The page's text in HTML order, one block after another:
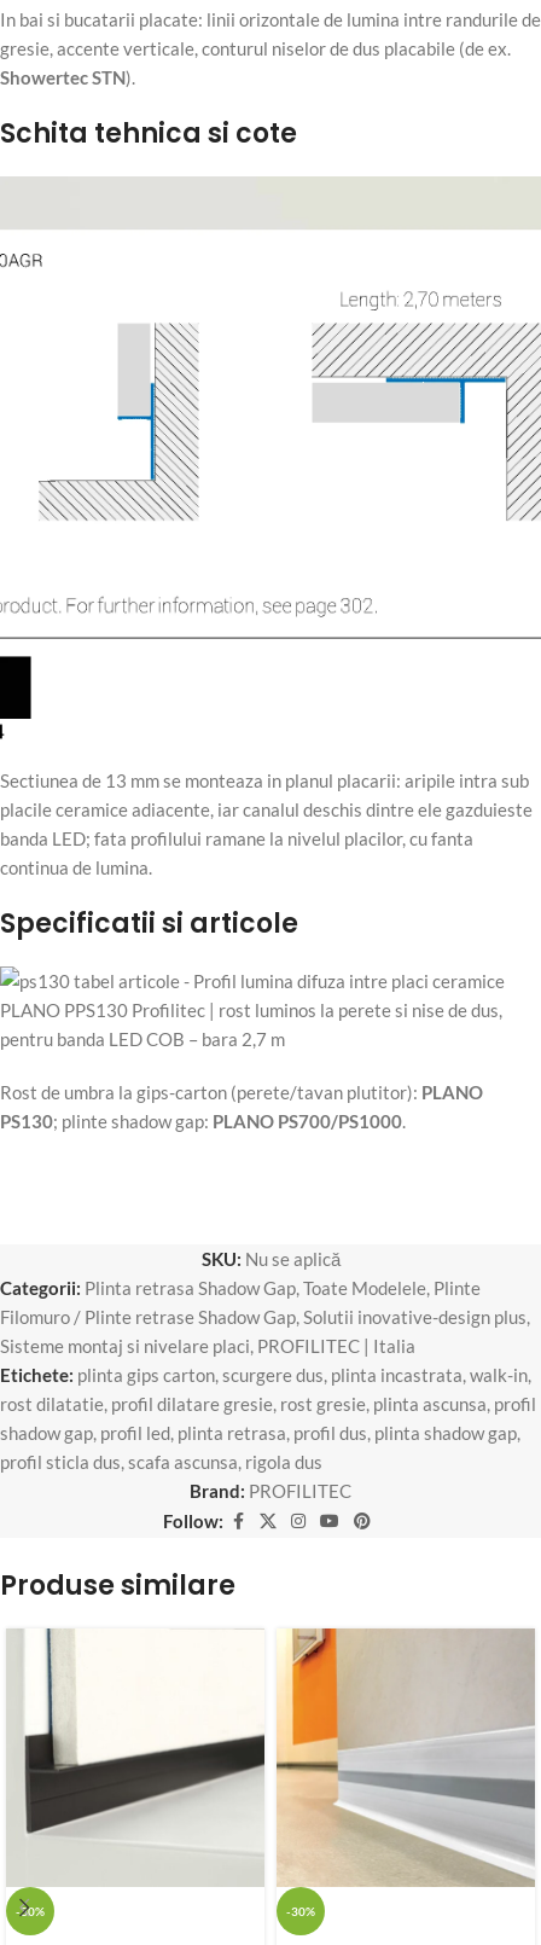
In bai si bucatarii placate: linii orizontale de lumina intre randurile de
gresie, accente verticale, conturul niselor de dus placabile (de ex.
Showertec STN).
Schita tehnica si cote
Sectiunea de 13 mm se monteaza in planul placarii: aripile intra sub
placile ceramice adiacente, iar canalul deschis dintre ele gazduieste
banda LED; fata profilului ramane la nivelul placilor, cu fanta
continua de lumina.
Specificatii si articole
Rost de umbra la gips-carton (perete/tavan plutitor): PLANO
PS130; plinte shadow gap: PLANO PS700/PS1000.
SKU: Nu se aplică
Categorii: Plinta retrasa Shadow Gap,Toate Modelele, Plinte
Filomuro / Plinte retrase Shadow Gap,Solutii inovative-design plus,
Sisteme montaj si nivelare placi, PROFILITEC | Italia
Etichete: plinta gips carton,scurgere dus, plinta incastrata,walk-in,
rost dilatatie, profil dilatare gresie, rost gresie, plinta ascunsa, profil
shadow gap, profil led, plinta retrasa, profil dus, plinta shadow gap,
profil sticla dus,scafa ascunsa, rigola dus
Brand: PROFILITEC
Follow:
Produse similare
-30% -30%